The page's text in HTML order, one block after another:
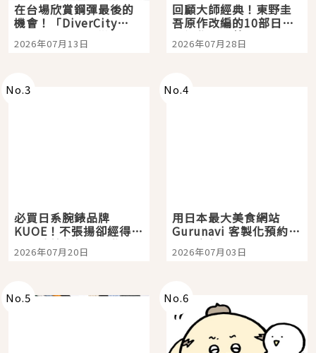
在台場欣賞鋼彈最後的
機會！「DiverCity
Tokyo Plaza」搭船、
購物、美食及夜景，一
2026年07月13日
回顧大師經典！東野圭
吾原作改編的10部日本
影視作品推薦
2026年07月28日
No.3
必買日系腕錶品牌
KUOE！不張揚卻經得起
時間洗鍊的經典之作五
選
2026年07月20日
No.4
用日本最大美食網站
Gurunavi 客製化預約九
大都市餐廳，打造專屬
美食體驗！
2026年07月03日
No.5 No.6